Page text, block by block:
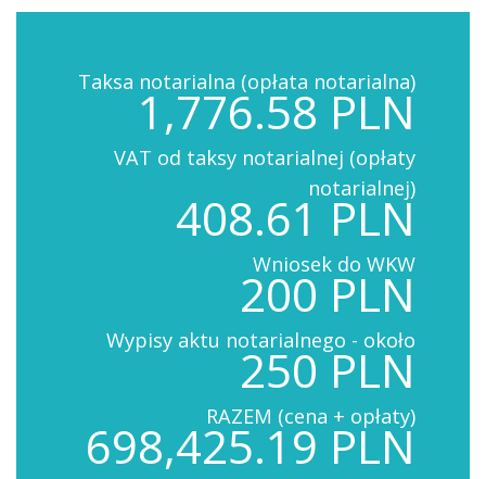
Taksa notarialna (opłata notarialna)
1,776.58 PLN
VAT od taksy notarialnej (opłaty
notarialnej)
408.61 PLN
Wniosek do WKW
200 PLN
Wypisy aktu notarialnego - około
250 PLN
RAZEM (cena + opłaty)
698,425.19 PLN